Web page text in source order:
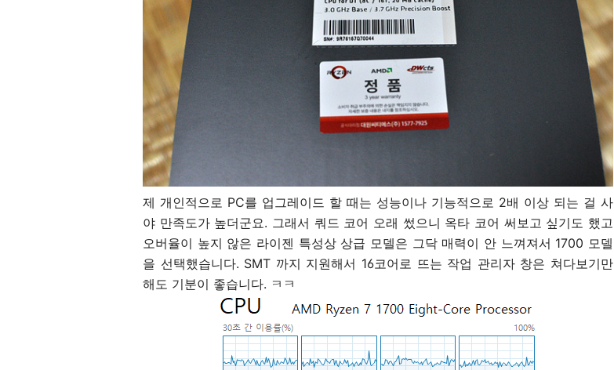
제 개인적으로 PC를 업그레이드 할 때는 성능이나 기능적으로 2배 이상 되는 걸 사
야 만족도가 높더군요. 그래서 쿼드 코어 오래 썼으니 옥타 코어 써보고 싶기도 했고
오버율이 높지 않은 라이젠 특성상 상급 모델은 그닥 매력이 안 느껴져서 1700 모델
을 선택했습니다. SMT 까지 지원해서 16코어로 뜨는 작업 관리자 창은 쳐다보기만
해도 기분이 좋습니다. ㅋㅋ